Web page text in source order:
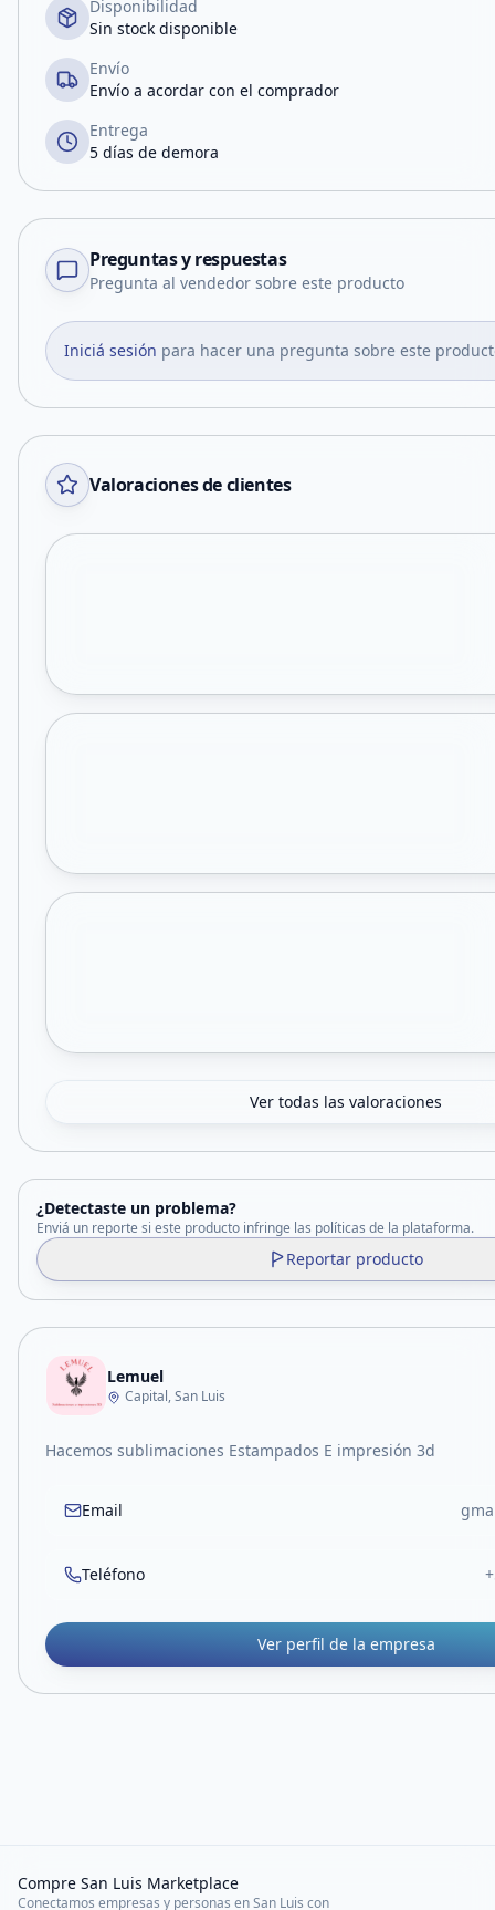
Disponibilidad
Sin stock disponible
Envío
Envío a acordar con el comprador
Entrega
5 días de demora
Preguntas y respuestas
Pregunta al vendedor sobre este producto
Iniciá sesión para hacer una pregunta sobre este
Valoraciones de clientes
Ver todas las valoraciones
¿Detectaste un problema?
Enviá un reporte si este producto infringe las políticas de la plataforma.
Reportar producto
Lemuel
Capital, San Luis
Hacemos sublimaciones Estampados E impresión 3d
Email
Teléfono
Ver perfil de la empresa
Compre San Luis Marketplace
Conectamos empresas y personas en San Luis con